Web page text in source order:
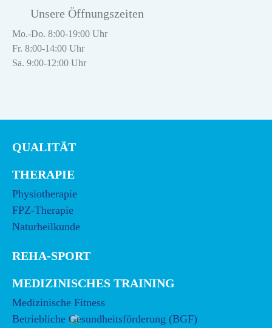
Unsere Öffnungszeiten
Mo.-Do. 8:00-19:00 Uhr
Fr. 8:00-14:00 Uhr
Sa. 9:00-12:00 Uhr
QUALITÄT
THERAPIE
Physiotherapie
FPZ-Therapie
Naturheilkunde
REHA-SPORT
MEDIZINISCHES TRAINING
Medizinische Fitness
Betriebliche Gesundheitsförderung (BGF)